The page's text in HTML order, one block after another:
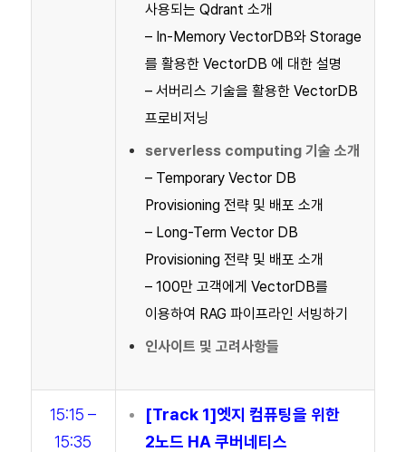
사용되는 Qdrant 소개
– In-Memory VectorDB와 Storage
를 활용한 VectorDB 에 대한 설명
– 서버리스 기술을 활용한 VectorDB
프로비저닝
serverless computing 기술 소개
– Temporary Vector DB
Provisioning 전략 및 배포 소개
– Long-Term Vector DB
Provisioning 전략 및 배포 소개
– 100만 고객에게 VectorDB를
이용하여 RAG 파이프라인 서빙하기
인사이트 및 고려사항들
15:15 –
15:35
[Track 1]엣지 컴퓨팅을 위한
2노드 HA 쿠버네티스